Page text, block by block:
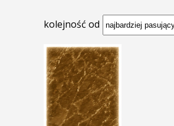
kolejność od